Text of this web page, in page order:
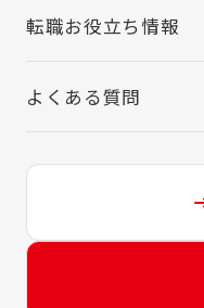
転職お役立ち情報
よくある質問